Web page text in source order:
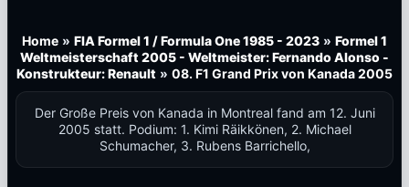
Home » FIA Formel 1 / Formula One 1985 - 2023 » Formel 1
Weltmeisterschaft 2005 - Weltmeister: Fernando Alonso -
Konstrukteur: Renault » 08. F1 Grand Prix von Kanada 2005
Der Große Preis von Kanada in Montreal fand am 12. Juni
2005 statt. Podium: 1. Kimi Räikkönen, 2. Michael
Schumacher, 3. Rubens Barrichello,